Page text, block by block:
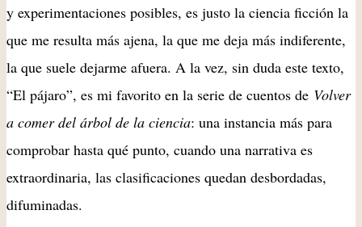
y experimentaciones posibles, es justo la ciencia ficción la
que me resulta más ajena, la que me deja más indiferente,
la que suele dejarme afuera. A la vez, sin duda este texto,
“El pájaro”, es mi favorito en la serie de cuentos de Volver
a comer del árbol de la ciencia: una instancia más para
comprobar hasta qué punto, cuando una narrativa es
extraordinaria, las clasificaciones quedan desbordadas,
difuminadas.